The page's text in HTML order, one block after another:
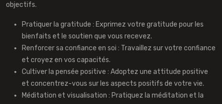
objectifs.
Pratiquer la gratitude : Exprimez votre gratitude pour les
bienfaits et le soutien que vous recevez.
Renforcer sa confiance en soi : Travaillez sur votre confiance
et croyez en vos capacités.
Cultiver la pensée positive : Adoptez une attitude positive
et concentrez-vous sur les aspects positifs de votre vie.
Méditation et visualisation : Pratiquez la méditation et la